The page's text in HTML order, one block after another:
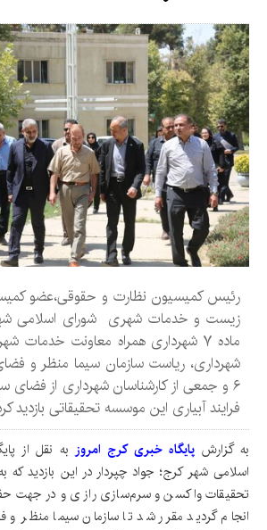
رئیس کمیسیون نظارت و حقوقی،عضو
زیست و خدمات شهری شورای اسلامی
ماده ۷ شهرداری همراه معاونت
شهرداری، ریاست سازمان سیما منظر و
۶ و جمعی از کارشناسان شهرداری از فضای
فرایند آبیاری این موسسه تحقیقاتی بازدید
به گزارش پایگاه خبری کرج امروز به نقل از
اسلامی شهر کرج؛ جواد چپردار در این بازدید
تحقیقات واکسن و سرم‌سازی رازی و در جهت
انجام گردید مقرر شد تا سازمان سیما منظر